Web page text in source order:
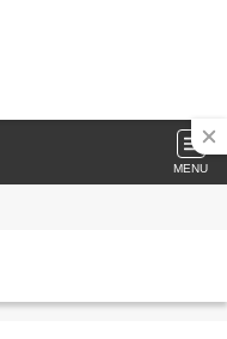
MENU